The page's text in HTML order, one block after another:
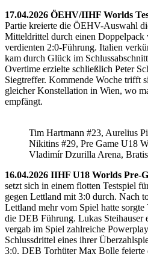
17.04.2026 ÖEHV/IIHF Worlds
Partie kreierte die ÖEHV-Auswahl
Mitteldrittel durch einen Doppelpack
verdienten 2:0-Führung. Italien
kam durch Glück im
Overtime erzielte schließlich Peter
Siegtreffer. Kommende Woche trifft
gleicher Konstellation in Wien, wo
empfängt.
Tim Hartmann #23, Aurelius
Nikitins #29, Pre Game U18
Vladimír Dzurilla Arena,
16.04.2026 IIHF U18 Worlds Pre-
setzt sich in einem flotten Testspiel
gegen Lettland mit 3:0 durch. Nach
Lettland mehr vom Spiel hatte
die DEB Führung. Lukas Steihauser
vergab im Spiel zahlreiche
Schlussdrittel eines ihrer
3:0. DEB Torhüter Max Bolle feierte